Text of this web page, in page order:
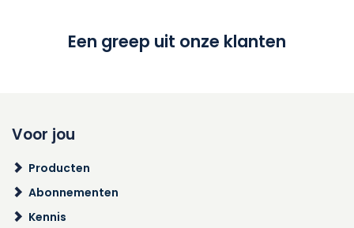
Een greep uit onze klanten
Voor jou
Producten
Abonnementen
Kennis